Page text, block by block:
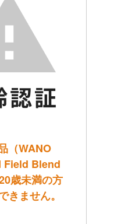
（WANO
Field Blend
歳未満の方
きません。